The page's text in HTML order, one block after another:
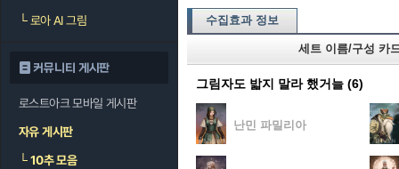
└로아 AI 그림
커뮤니티 게시판
로스트아크 모바일 게시판
자유 게시판
└10추 모음
수집효과 정보
세트 이름/구성 카
그림자도 밟지 말라 했거늘 (6)
난민 파밀리아